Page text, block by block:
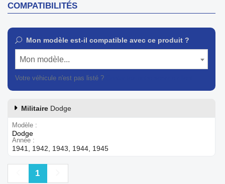
COMPATIBILITÉS
Mon modèle est-il compatible avec ce produit ?
Mon modèle...
Votre véhicule n'est pas listé ?
Militaire Dodge
Modèle
Dodge
Année
1941, 1942, 1943, 1944, 1945
Précédent
1